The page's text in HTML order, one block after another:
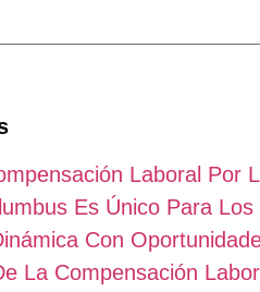
Laboral Por
Es Único Para
Con
La Compensación